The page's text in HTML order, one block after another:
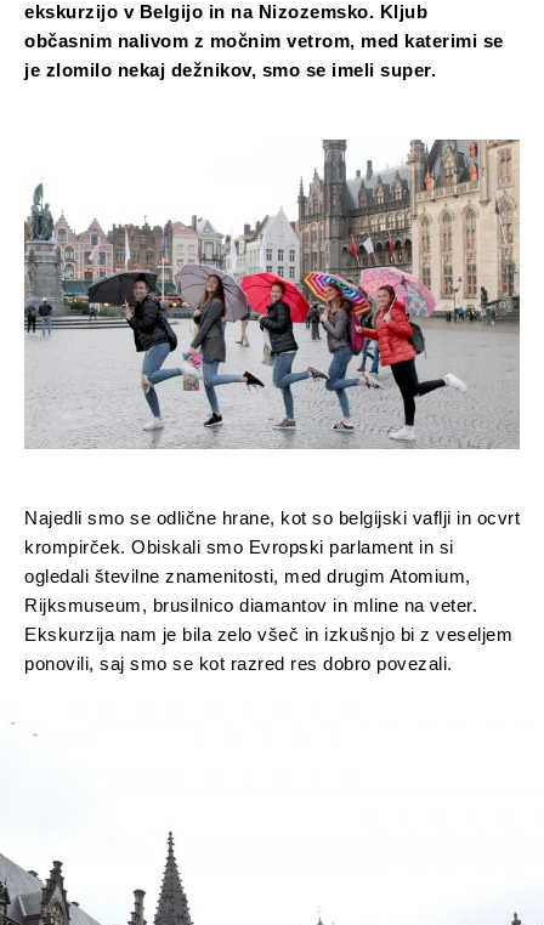
ekskurzijo v Belgijo in na Nizozemsko. Kljub
občasnim nalivom z močnim vetrom, med katerimi se
je zlomilo nekaj dežnikov, smo se imeli super.
Najedli smo se odlične hrane, kot so belgijski vaflji in ocvrt
krompirček. Obiskali smo Evropski parlament in si
ogledali številne znamenitosti, med drugim Atomium,
Rijksmuseum, brusilnico diamantov in mline na veter.
Ekskurzija nam je bila zelo všeč in izkušnjo bi z veseljem
ponovili, saj smo se kot razred res dobro povezali.